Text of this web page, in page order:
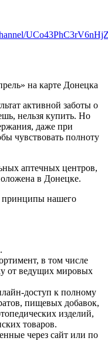
на карте Донецка
активной заботы о
нельзя купить. Но
даже при
чувствовать полноту
аптечных центров,
в Донецке.
принципы нашего
в том числе
от ведущих мировых
доступ к полному
пищевых добавок,
изделий,
товаров.
через сайт или по